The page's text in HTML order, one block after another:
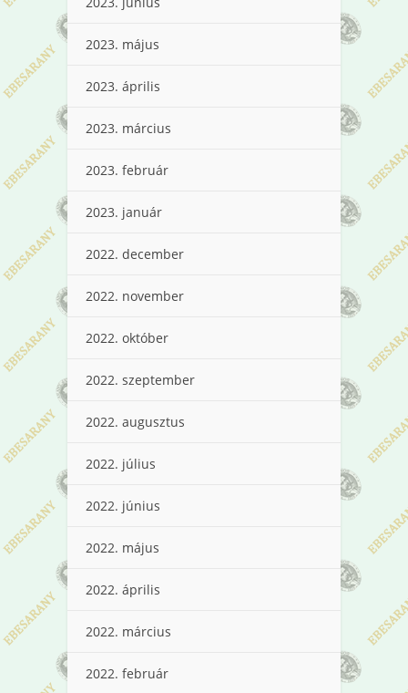
2023. május
2023. április
2023. március
2023. február
2023. január
2022. december
2022. november
2022. október
2022. szeptember
2022. augusztus
2022. július
2022. június
2022. május
2022. április
2022. március
2022. február